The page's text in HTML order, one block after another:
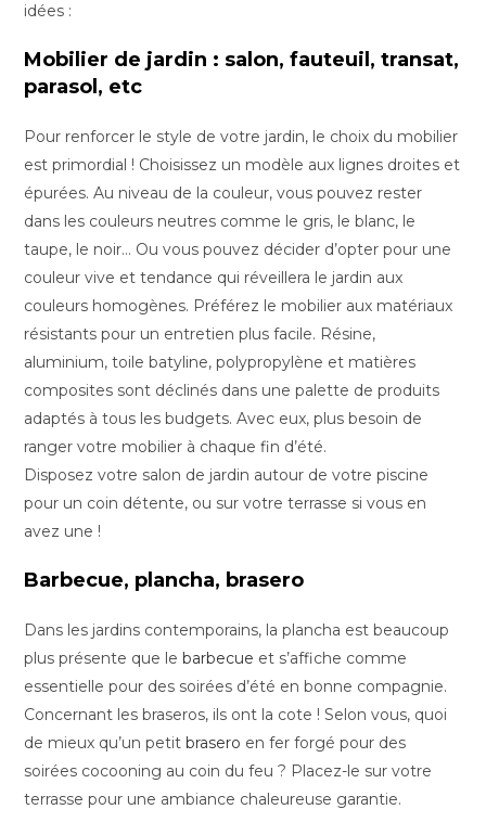
idées :
Mobilier de jardin : salon, fauteuil, transat,
parasol, etc
Pour renforcer le style de votre jardin, le choix du mobilier
est primordial ! Choisissez un modèle aux lignes droites et
épurées. Au niveau de la couleur, vous pouvez rester
dans les couleurs neutres comme le gris, le blanc, le
taupe, le noir… Ou vous pouvez décider d’opter pour une
couleur vive et tendance qui réveillera le jardin aux
couleurs homogènes. Préférez le mobilier aux matériaux
résistants pour un entretien plus facile. Résine,
aluminium, toile batyline, polypropylène et matières
composites sont déclinés dans une palette de produits
adaptés à tous les budgets. Avec eux, plus besoin de
ranger votre mobilier à chaque fin d’été.
Disposez votre salon de jardin autour de votre piscine
pour un coin détente, ou sur votre terrasse si vous en
avez une !
Barbecue, plancha, brasero
Dans les jardins contemporains, la plancha est beaucoup
plus présente que lebarbecue et s’affiche comme
essentielle pour des soirées d’été en bonne compagnie.
Concernant les braseros, ils ont la cote ! Selon vous, quoi
de mieux qu’un petitbrasero en fer forgé pour des
soirées cocooning au coin du feu ? Placez-le sur votre
terrasse pour une ambiance chaleureuse garantie.